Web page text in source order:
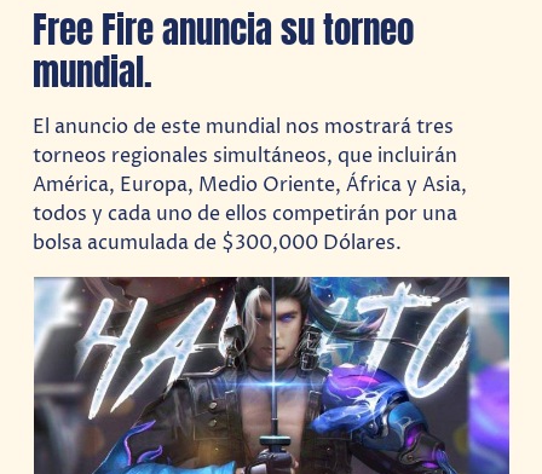
Free Fire anuncia su torneo
mundial.
El anuncio de este mundial nos mostrará tres
torneos regionales simultáneos, que incluirán
América, Europa, Medio Oriente, África y Asia,
todos y cada uno de ellos competirán por una
bolsa acumulada de $300,000 Dólares.